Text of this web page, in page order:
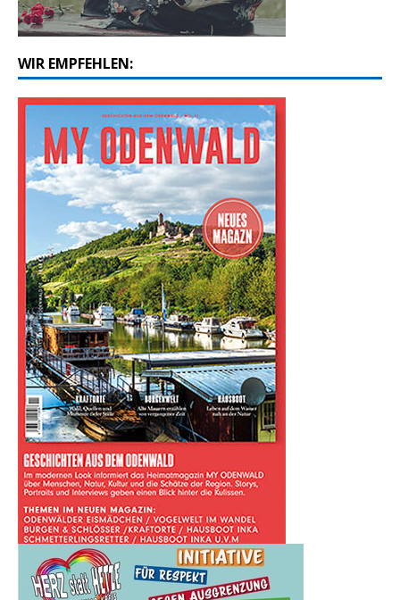
WIR EMPFEHLEN: